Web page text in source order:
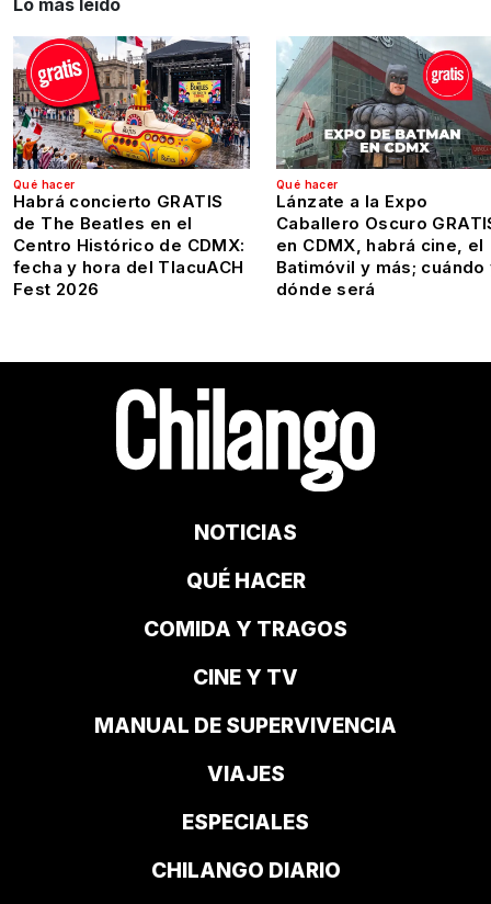
Lo más leído
Qué hacer
Habrá concierto GRATIS
de The Beatles en el
Centro Histórico de CDMX:
fecha y hora del TlacuACH
Fest 2026
Qué hacer
Lánzate a la Expo
Caballero Oscuro
en CDMX, habrá cine, el
Batimóvil y más; cuándo
dónde será
NOTICIAS
QUÉ HACER
COMIDA Y TRAGOS
CINE Y TV
MANUAL DE SUPERVIVENCIA
VIAJES
ESPECIALES
CHILANGO DIARIO